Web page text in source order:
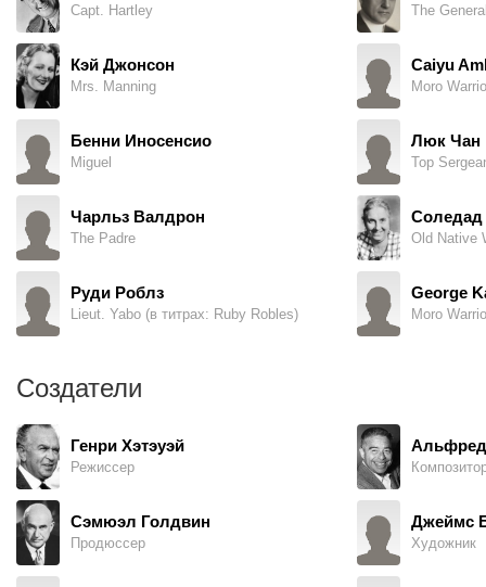
он выставляет чучело под именем бандита и каждый
солдат должен плюнуть в его сторону, чтобы сломить
психологический страх. Этому противится командир
Хартли, старый служака, оставшийся за старшего, который
не принимает никаких нововведений, кроме муштры...
Capt. Hartley
Кэй Джонсон
Mrs. Manning
Бенни Иносенсио
Miguel
Чарльз Валдрон
The Padre
Руди Роблз
Lieut. Yabo (в титрах: Ruby Robles)
The
Caiyu
Moro
Люк Чан
Top
Соледад
Old Native
George
Moro
Создатели
Генри Хэтэуэй
Режиссер
Сэмюэл Голдвин
Продюссер
Джеймс
Художник